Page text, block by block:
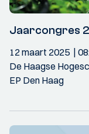
Jaarcongres
12 maart 2025
De Haagse
EP Den Haag